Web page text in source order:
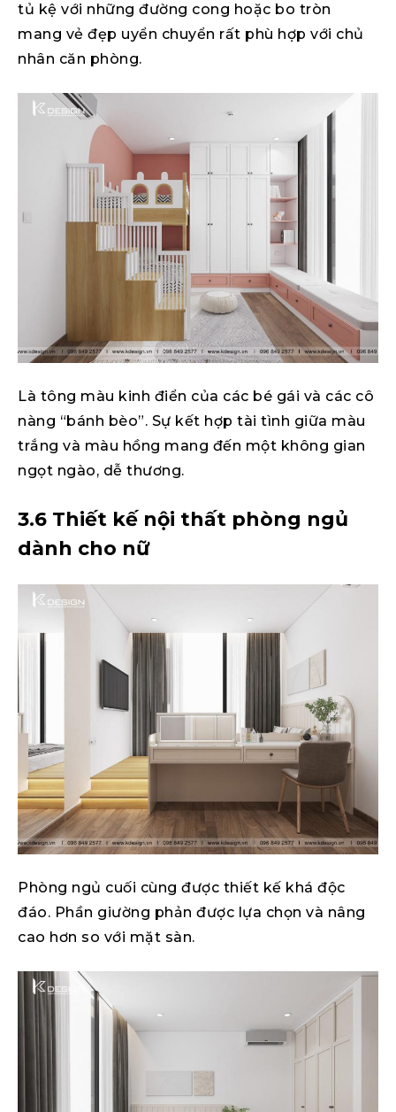
tủ kệ với những đường cong hoặc bo tròn
mang vẻ đẹp uyển chuyển rất phù hợp với chủ
nhân căn phòng.
Là tông màu kinh điển của các bé gái và các cô
nàng “bánh bèo”. Sự kết hợp tài tình giữa màu
trắng và màu hồng mang đến một không gian
ngọt ngào, dễ thương.
3.6 Thiết kế nội thất phòng ngủ
dành cho nữ
Phòng ngủ cuối cùng được thiết kế khá độc
đáo. Phần giường phản được lựa chọn và nâng
cao hơn so với mặt sàn.